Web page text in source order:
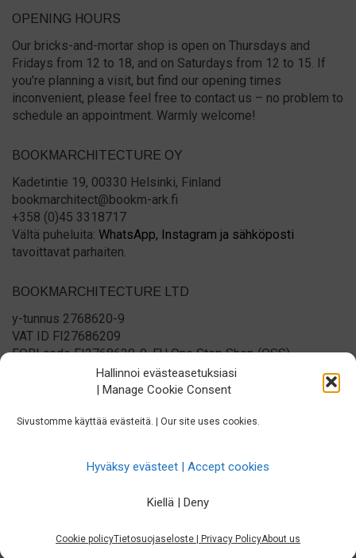
Hallinnoi evästeasetuksiasi
| Manage Cookie Consent
Sivustomme käyttää evästeitä. | Our site uses cookies.
Hyväksy evästeet | Accept cookies
Kiellä | Deny
Cookie policyTietosuojaseloste | Privacy PolicyAbout us
OPENING HOURS
Our bricks-and-mortar shop is open on Thursdays and
Fridays from 12 to 18, and on Saturdays from 12 to 15. If
you’re planning a visit, but find our opening times
inconvenient, please feel free to contact us – no problem to
schedule an appointment. Warmly welcome!
BOOKMARCHITECTURE OY
Kadetintie 19, 00330 Helsinki, Finland
bookmarchitect@bookm-ark.fi
+358 (0)45 3318717
Vältä puheluita: WhatsApp, Instagram ja sähköposti
tavoittavat parhaiten.
BOOKMARCHITECTURE LTD
y-tunnus 2768620-9
VAT ID FI27686209
EORI code FI2768620-9, EU One Stop Shop (OSS)
Please no phone calls:WhatsApp, Instagram and
Copyright © 2026 - Bookmarchitecture Oy